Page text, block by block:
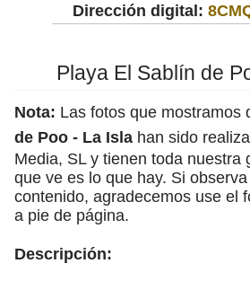
Dirección digital:
Playa El Sablín de
Nota: Las fotos que mostramos
de Poo - La Isla han sido
Media, SL y tienen toda nuestra
que ve es lo que hay. Si
contenido, agradecemos use el
a pie de página.
Descripción: